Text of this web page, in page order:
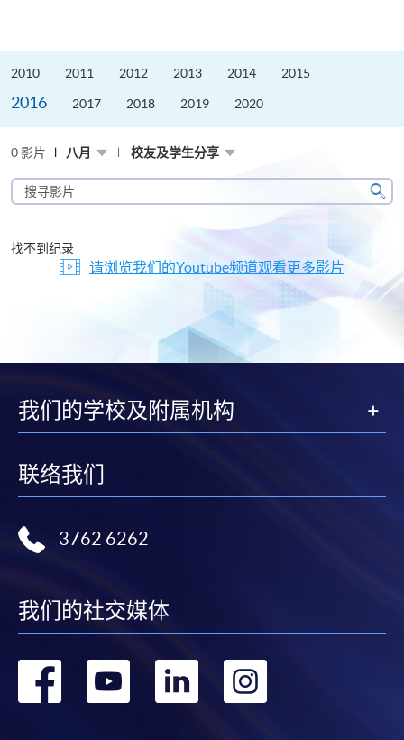
2010 2011 2012 2013 2014 2015
2016 2017 2018 2019 2020
0 影片 八月 校友及学生分享
搜
寻
片
搜
找不到纪录
请浏览我们的Youtube频道观看更多影片
我们的学校及附属机构
联络我们
3762 6262
我们的社交媒体
转 转 转 转